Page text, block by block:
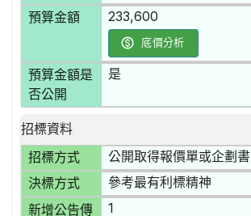
預算金額 233,600
底價分析
預算金額是
否公開
是
招標資料
招標方式
公開取得報價單或企劃書
決標方式 參考最有利標精神
新增公告傳
1